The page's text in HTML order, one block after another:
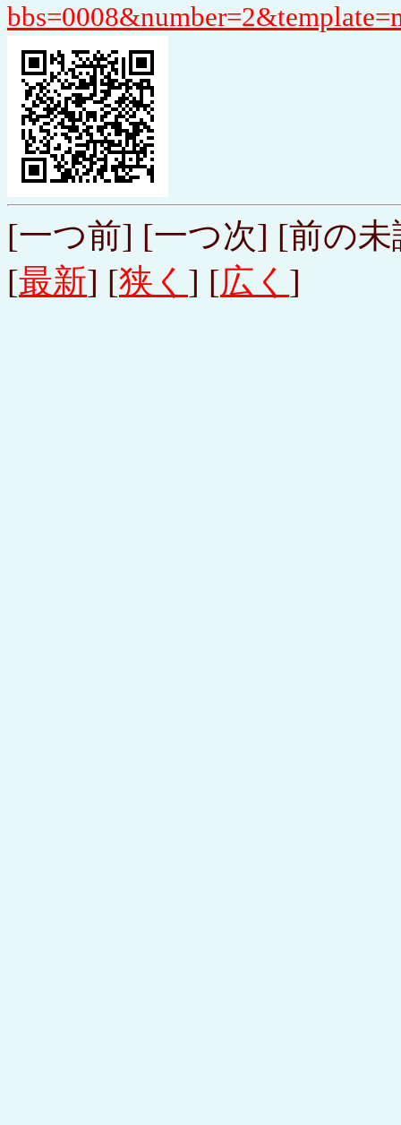
[一つ前] [一つ次] [前の
[最新] [狭く ] [広く ]